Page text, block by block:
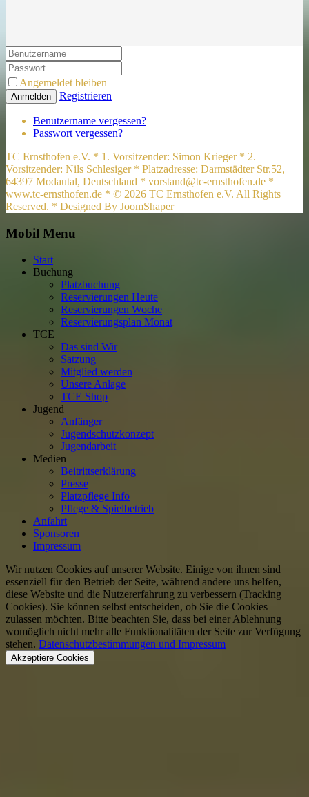
Angemeldet bleiben
Anmelden Registrieren
Benutzername vergessen?
Passwort vergessen?
TC Ernsthofen e.V. * 1. Vorsitzender: Simon Krieger * 2.
Vorsitzender: Nils Schlesiger * Platzadresse: Darmstädter Str.52,
64397 Modautal, Deutschland * vorstand@tc-ernsthofen.de *
www.tc-ernsthofen.de * © 2026 TC Ernsthofen e.V. All Rights
Reserved. * Designed By JoomShaper
Mobil Menu
Start
Buchung
Platzbuchung
Reservierungen Heute
Reservierungen Woche
Reservierungsplan Monat
TCE
Das sind Wir
Satzung
Mitglied werden
Unsere Anlage
TCE Shop
Jugend
Anfänger
Jugendschutzkonzept
Jugendarbeit
Medien
Beitrittserklärung
Presse
Platzpflege Info
Pflege & Spielbetrieb
Anfahrt
Sponsoren
Impressum
Wir nutzen Cookies auf unserer Website. Einige von ihnen sind
essenziell für den Betrieb der Seite, während andere uns helfen,
diese Website und die Nutzererfahrung zu verbessern (Tracking
Cookies). Sie können selbst entscheiden, ob Sie die Cookies
zulassen möchten. Bitte beachten Sie, dass bei einer Ablehnung
womöglich nicht mehr alle Funktionalitäten der Seite zur Verfügung
stehen. Datenschutzbestimmungen und Impressum
Akzeptiere Cookies